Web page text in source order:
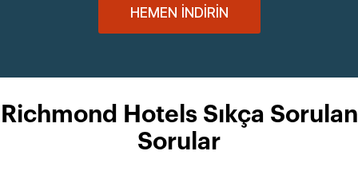
HEMEN İNDIRIN
Richmond Hotels Sıkça Sorulan
Sorular